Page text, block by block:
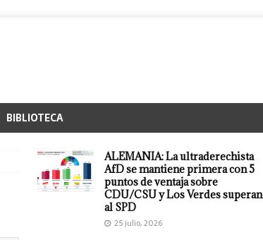
BIBLIOTECA
ALEMANIA: La ultraderechista
AfD se mantiene primera con 5
puntos de ventaja sobre
CDU/CSU y Los Verdes superan
al SPD
25 julio, 2026